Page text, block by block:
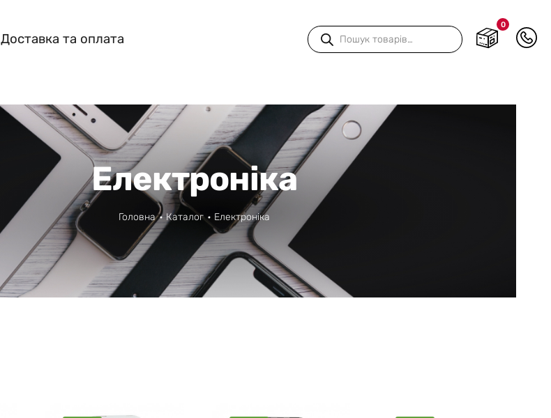
Доставка та оплата
Пошук
товарів
0
Електроніка
Головна Каталог Електроніка